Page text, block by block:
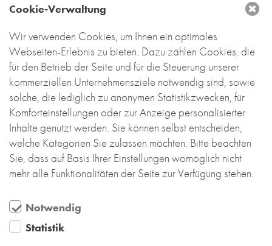
Kirchhof bis zum zentralen Antoniterhof
Der gesamte Baukörper steht im Dialog mit der
Antoniterkirche. So auch die helle Ziegelfassade,
die sich am warmen Naturstein der Kirche
orientiert. Der Backstein unterstreicht ideal die
ruhige, wertige Atmosphäre dieses
innerstädtischen Rückzugsortes.
Weitere Infos und Fotos finden Siehier.
Cookie-Verwaltung
Wir verwenden Cookies, um Ihnen ein optimales
Webseiten-Erlebnis zu bieten. Dazu zählen Cookies, die
für den Betrieb der Seite und für die Steuerung unserer
kommerziellen Unternehmensziele notwendig sind, sowie
solche, die lediglich zu anonymen Statistikzwecken, für
Komforteinstellungen oder zur Anzeige personalisierter
Inhalte genutzt werden. Sie können selbst entscheiden,
welche Kategorien Sie zulassen möchten. Bitte beachten
Sie, dass auf Basis Ihrer Einstellungen womöglich nicht
mehr alle Funktionalitäten der Seite zur Verfügung stehen.
Notwendig
Statistik